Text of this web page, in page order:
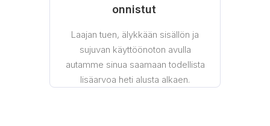
onnistut
Laajan tuen, älykkään sisällön ja
sujuvan käyttöönoton avulla
autamme sinua saamaan todellista
lisäarvoa heti alusta alkaen.